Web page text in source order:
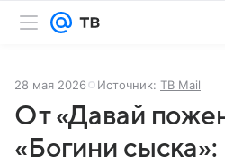
28 мая 2026 Источник: ТВ Mail
От «Давай
«Богини сыска»: